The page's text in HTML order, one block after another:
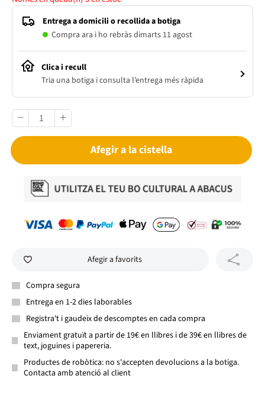
Entrega a domicili o recollida a botiga
Compra ara i ho rebràs dimarts 11 agost
Clica i recull
Tria una botiga i consulta l’entrega més ràpida
Afegir a la cistella
Afegir a favorits
Compra segura
Entrega en 1-2 dies laborables
Registra't i gaudeix de descomptes en cada compra
Enviament gratuït a partir de 19€ en llibres i de 39€ en llibres de
text, joguines i papereria.
Productes de robòtica: no s'accepten devolucions a la botiga.
Contacta amb atenció al client